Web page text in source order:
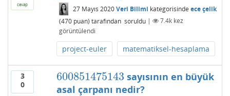
cevap
27 Mayıs 2020 Veri Bilimi kategorisinde ece çelik
(470puan) tarafından soruldu | 7.4kkez
görüntülendi
project-euler matematiksel-hesaplama
3
0
600851475143
600851475143 sayısının en büyük
asal çarpanı nedir?